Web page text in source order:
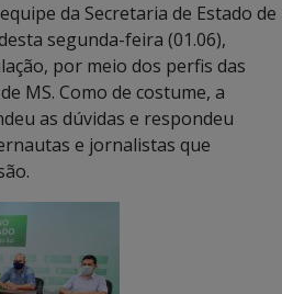
da Secretaria de Estado de
segunda-feira (01.06),
por meio dos perfis das
MS. Como de costume, a
as dúvidas e respondeu
e jornalistas que